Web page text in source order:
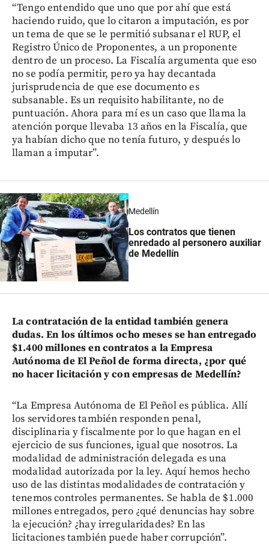
“Tengo entendido que uno que por ahí que está
haciendo ruido, que lo citaron a imputación, es por
un tema de que se le permitió subsanar el RUP, el
Registro Único de Proponentes, a un proponente
dentro de un proceso. La Fiscalía argumenta que eso
no se podía permitir, pero ya hay decantada
jurisprudencia de que ese documento es
subsanable. Es un requisito habilitante, no de
puntuación. Ahora para mí es un caso que llama la
atención porque llevaba 13 años en la Fiscalía, que
ya habían dicho que no tenía futuro, y después lo
llaman a imputar”.
Medellín
Los contratos que tienen
enredado al personero auxiliar
de Medellín
La contratación de la entidad también genera
dudas. En los últimos ocho meses se han entregado
$1.400 millones en contratos a la Empresa
Autónoma de El Peñol de forma directa, ¿por qué
no hacer licitación y con empresas de Medellín?
“La Empresa Autónoma de El Peñol es pública. Allí
los servidores también responden penal,
disciplinaria y fiscalmente por lo que hagan en el
ejercicio de sus funciones, igual que nosotros. La
modalidad de administración delegada es una
modalidad autorizada por la ley. Aquí hemos hecho
uso de las distintas modalidades de contratación y
tenemos controles permanentes. Se habla de $1.000
millones entregados, pero ¿qué denuncias hay sobre
la ejecución? ¿hay irregularidades? En las
licitaciones también puede haber corrupción”.